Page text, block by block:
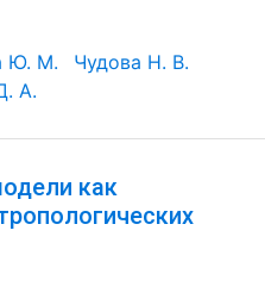
Ю. М.
Чудова Н. В.
А.
как